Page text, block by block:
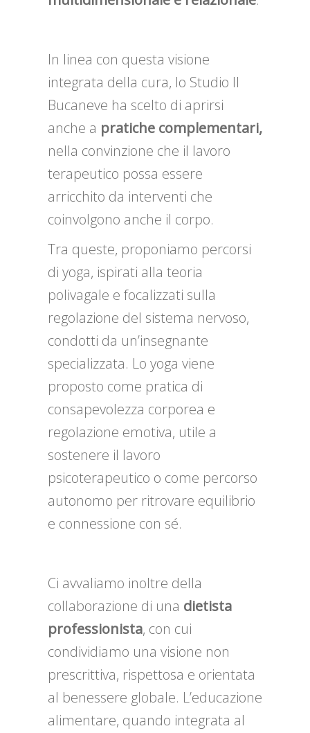
In linea con questa visione
integrata della cura, lo Studio Il
Bucaneve ha scelto di aprirsi
anche a pratiche complementari,
nella convinzione che il lavoro
terapeutico possa essere
arricchito da interventi che
coinvolgono anche il corpo.
Tra queste, proponiamo percorsi
di yoga, ispirati alla teoria
polivagale e focalizzati sulla
regolazione del sistema nervoso,
condotti da un’insegnante
specializzata. Lo yoga viene
proposto come pratica di
consapevolezza corporea e
regolazione emotiva, utile a
sostenere il lavoro
psicoterapeutico o come percorso
autonomo per ritrovare equilibrio
e connessione con sé.
Ci avvaliamo inoltre della
collaborazione di una dietista
professionista, con cui
condividiamo una visione non
prescrittiva, rispettosa e orientata
al benessere globale. L’educazione
alimentare, quando integrata al